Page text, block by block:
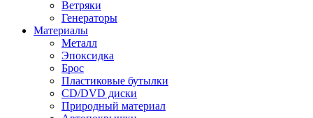
Ветряки
Генераторы
Материалы
Металл
Эпоксидка
Брос
Пластиковые бутылки
CD/DVD диски
Природный материал